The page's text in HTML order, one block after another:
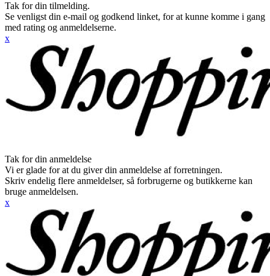
Tak for din tilmelding.
Se venligst din e-mail og godkend linket, for at kunne komme i gang
med rating og anmeldelserne.
x
Tak for din anmeldelse
Vi er glade for at du giver din anmeldelse af forretningen.
Skriv endelig flere anmeldelser, så forbrugerne og butikkerne kan
bruge anmeldelsen.
x